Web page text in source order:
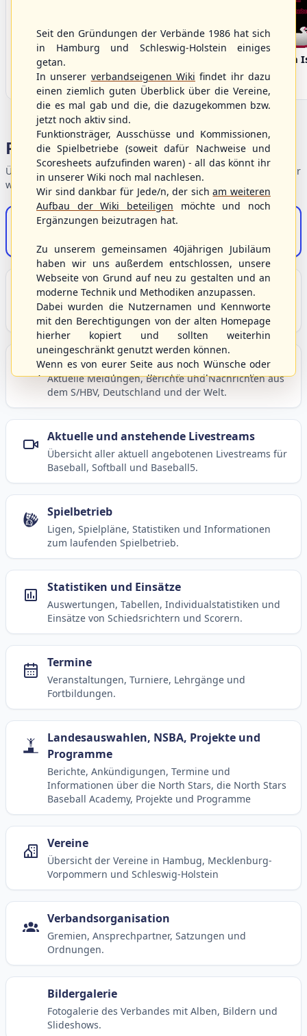
Bargenstedt
Beavers
Fehmarn
Portalbereiche
Übersicht der Verbandsbereiche – wählen Sie einen Einstieg für
weiterführende Informationen.
S/HBV-Shop
Unser Sport
Grundlagen und Hintergründe zu Baseball, Softball
und Baseball5.
Berichte und Neuigkeiten
Aktuelle Meldungen, Berichte und Nachrichten aus
dem S/HBV, Deutschland und der Welt.
Aktuelle und anstehende Livestreams
Übersicht aller aktuell angebotenen Livestreams für
Baseball, Softball und Baseball5.
Spielbetrieb
Ligen, Spielpläne, Statistiken und Informationen
zum laufenden Spielbetrieb.
Statistiken und Einsätze
Auswertungen, Tabellen, Individualstatistiken und
Einsätze von Schiedsrichtern und Scorern.
Termine
Veranstaltungen, Turniere, Lehrgänge und
Fortbildungen.
Landesauswahlen, NSBA, Projekte und
Programme
Berichte, Ankündigungen, Termine und
Informationen über die North Stars, die North Stars
Baseball Academy, Projekte und Programme
Vereine
Übersicht der Vereine in Hambug, Mecklenburg-
Vorpommern und Schleswig-Holstein
Verbandsorganisation
Gremien, Ansprechpartner, Satzungen und
Ordnungen.
Bildergalerie
Fotogalerie des Verbandes mit Alben, Bildern und
Slideshows.
Seit den Gründungen der Verbände 1986 hat sich
in Hamburg und Schleswig-Holstein einiges
getan.
In unserer verbandseigenen Wiki findet ihr dazu
einen ziemlich guten Überblick über die Vereine,
die es mal gab und die, die dazugekommen bzw.
jetzt noch aktiv sind.
Funktionsträger, Ausschüsse und Kommissionen,
die Spielbetriebe (soweit dafür Nachweise und
Scoresheets aufzufinden waren) - all das könnt ihr
in unserer Wiki noch mal nachlesen.
Wir sind dankbar für Jede/n, der sicham weiteren
Aufbau der Wiki beteiligen möchte und noch
Ergänzungen beizutragen hat.
Zu unserem gemeinsamen 40jährigen Jubiläum
haben wir uns außerdem entschlossen, unsere
Webseite von Grund auf neu zu gestalten und an
moderne Technik und Methodiken anzupassen.
Dabei wurden die Nutzernamen und Kennworte
mit den Berechtigungen von der alten Homepage
hierher kopiert und sollten weiterhin
uneingeschränkt genutzt werden können.
Wenn es von eurer Seite aus noch Wünsche oder
Anregungen geben sollte, könnt ihr uns diese
gerne an die Verbandsadresseinfo@shbvnet.de
schicken.